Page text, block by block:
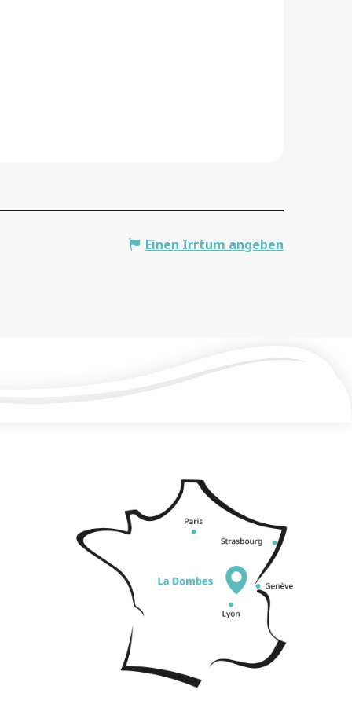
Einen Irrtum angeben